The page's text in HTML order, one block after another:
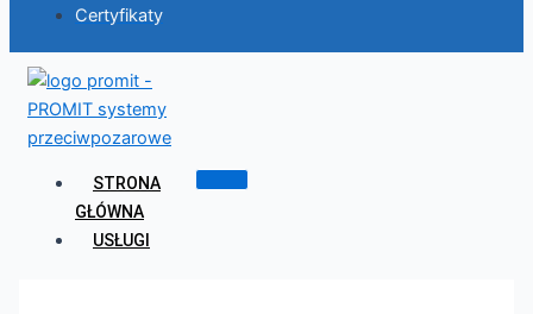
Certyfikaty
STRONA
GŁÓWNA
USŁUGI